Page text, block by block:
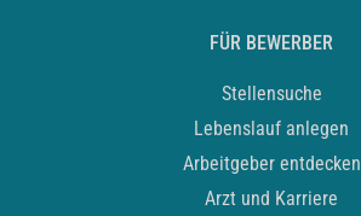
FÜR BEWERBER
Stellensuche
Lebenslauf anlegen
Arbeitgeber entdecken
Arzt und Karriere